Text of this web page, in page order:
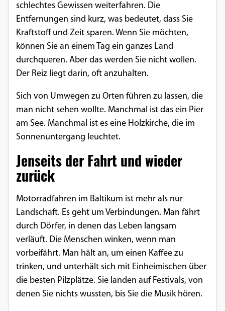
schlechtes Gewissen weiterfahren. Die
Entfernungen sind kurz, was bedeutet, dass Sie
Kraftstoff und Zeit sparen. Wenn Sie möchten,
können Sie an einem Tag ein ganzes Land
durchqueren. Aber das werden Sie nicht wollen.
Der Reiz liegt darin, oft anzuhalten.
Sich von Umwegen zu Orten führen zu lassen, die
man nicht sehen wollte. Manchmal ist das ein Pier
am See. Manchmal ist es eine Holzkirche, die im
Sonnenuntergang leuchtet.
Jenseits der Fahrt und wieder
zurück
Motorradfahren im Baltikum ist mehr als nur
Landschaft. Es geht um Verbindungen. Man fährt
durch Dörfer, in denen das Leben langsam
verläuft. Die Menschen winken, wenn man
vorbeifährt. Man hält an, um einen Kaffee zu
trinken, und unterhält sich mit Einheimischen über
die besten Pilzplätze. Sie landen auf Festivals, von
denen Sie nichts wussten, bis Sie die Musik hören.